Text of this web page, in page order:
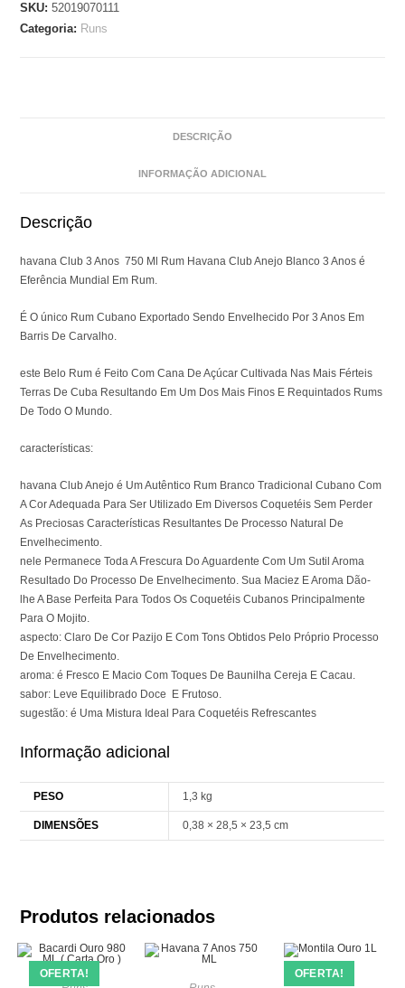
SKU:52019070111
Categoria: Runs
DESCRIÇÃO
INFORMAÇÃO ADICIONAL
Descrição
havana Club 3 Anos 750 Ml Rum Havana Club Anejo Blanco 3 Anos é
Eferência Mundial Em Rum.
É O único Rum Cubano Exportado Sendo Envelhecido Por 3 Anos Em
Barris De Carvalho.
este Belo Rum é Feito Com Cana De Açúcar Cultivada Nas Mais Férteis
Terras De Cuba Resultando Em Um Dos Mais Finos E Requintados Rums
De Todo O Mundo.
características:
havana Club Anejo é Um Autêntico Rum Branco Tradicional Cubano Com
A Cor Adequada Para Ser Utilizado Em Diversos Coquetéis Sem Perder
As Preciosas Características Resultantes De Processo Natural De
Envelhecimento.
nele Permanece Toda A Frescura Do Aguardente Com Um Sutil Aroma
Resultado Do Processo De Envelhecimento. Sua Maciez E Aroma Dão-
lhe A Base Perfeita Para Todos Os Coquetéis Cubanos Principalmente
Para O Mojito.
aspecto: Claro De Cor Pazijo E Com Tons Obtidos Pelo Próprio Processo
De Envelhecimento.
aroma: é Fresco E Macio Com Toques De Baunilha Cereja E Cacau.
sabor: Leve Equilibrado Doce E Frutoso.
sugestão: é Uma Mistura Ideal Para Coquetéis Refrescantes
Informação adicional
PESO 1,3 kg
DIMENSÕES 0,38 × 28,5 × 23,5 cm
Produtos relacionados
OFERTA!
OFERTA!
Runs